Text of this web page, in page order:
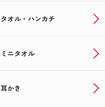
タオル・ハンカチ
ミニタオル
耳かき